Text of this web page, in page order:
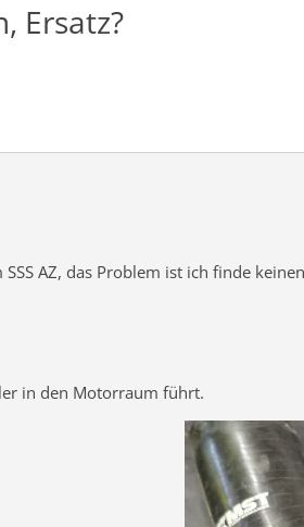
Ersatz?
AZ, das Problem ist ich finde
in den Motorraum führt.